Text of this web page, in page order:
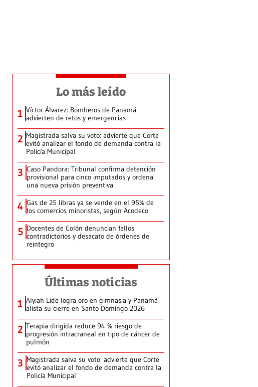
Lo más leído
1 Víctor Álvarez: Bomberos de Panamá
advierten de retos y emergencias
2 Magistrada salva su voto: advierte que Corte
evitó analizar el fondo de demanda contra la
Policía Municipal
3 Caso Pandora: Tribunal confirma detención
provisional para cinco imputados y ordena
una nueva prisión preventiva
4 Gas de 25 libras ya se vende en el 95% de
los comercios minoristas, según Acodeco
5 Docentes de Colón denuncian fallos
contradictorios y desacato de órdenes de
reintegro
Últimas noticias
1 Alyiah Lide logra oro en gimnasia y Panamá
alista su cierre en Santo Domingo 2026
2 Terapia dirigida reduce 94 % riesgo de
progresión intracraneal en tipo de cáncer de
pulmón
3 Magistrada salva su voto: advierte que Corte
evitó analizar el fondo de demanda contra la
Policía Municipal